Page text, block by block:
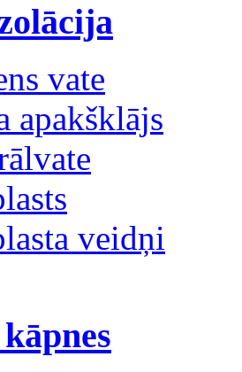
vate
apakšklājs
veidņi